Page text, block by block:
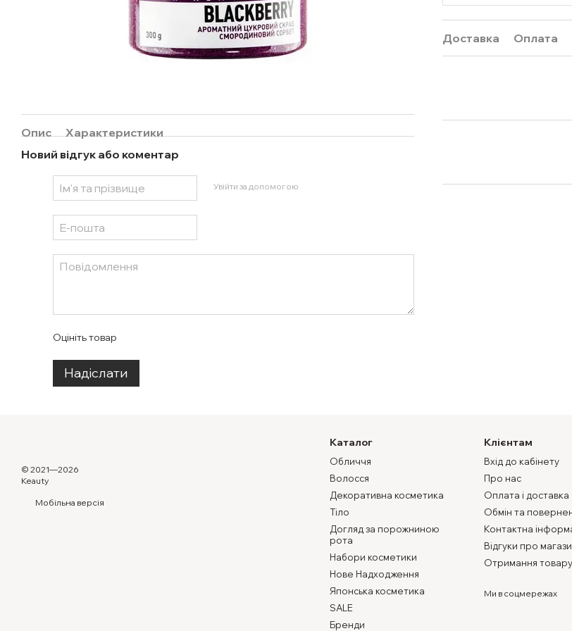
Опис
Характеристики
Новий відгук або коментар
Увійти за допомогою
Оцініть товар
Надіслати
Доставка Оплата
© 2021—2026
Keauty
Мобільна версія
Каталог
Обличчя
Волосся
Декоративна косметика
Тіло
Догляд за порожниною
рота
Набори косметики
Нове Надходження
Японська косметика
SALE
Бренди
Клієнтам
Вхід до кабінету
Про нас
Оплата і доставка
Обмін та
Контактна
Відгуки про
Отримання товару
Ми в соцмережах